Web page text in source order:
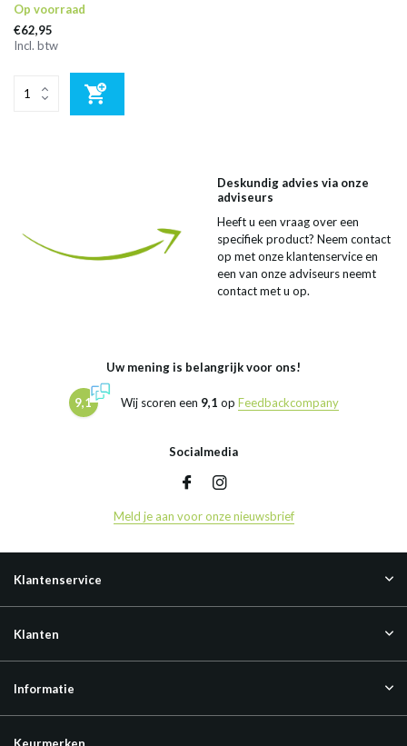
Op voorraad
€62,95
Incl. btw
Deskundig advies via onze
adviseurs
Heeft u een vraag over een
specifiek product? Neem contact
op met onze klantenservice en
een van onze adviseurs neemt
contact met u op.
Uw mening is belangrijk voor ons!
9,1 Wij scoren een 9,1 op Feedbackcompany
Socialmedia
Meld je aan voor onze nieuwsbrief
Klantenservice
Klanten
Informatie